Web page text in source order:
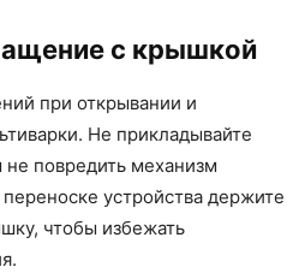
с крышкой
при открывании и
Не прикладывайте
повредить механизм
устройства держите
чтобы избежать